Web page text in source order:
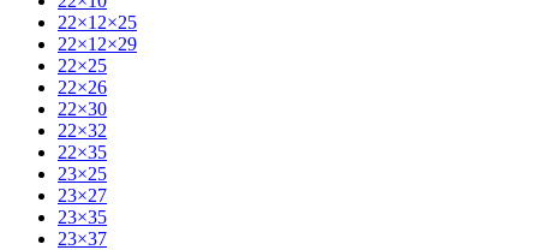
22×12×25
22×12×29
22×25
22×26
22×30
22×32
22×35
23×25
23×27
23×35
23×37